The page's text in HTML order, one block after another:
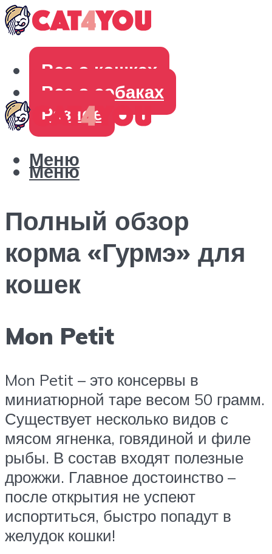
Все о кошках
Все о собаках
Разное
Меню
Меню
Полный обзор
корма «Гурмэ» для
кошек
Mon Petit
Mon Petit – это консервы в
миниатюрной таре весом 50 грамм.
Существует несколько видов с
мясом ягненка, говядиной и филе
рыбы. В состав входят полезные
дрожжи. Главное достоинство –
после открытия не успеют
испортиться, быстро попадут в
желудок кошки!